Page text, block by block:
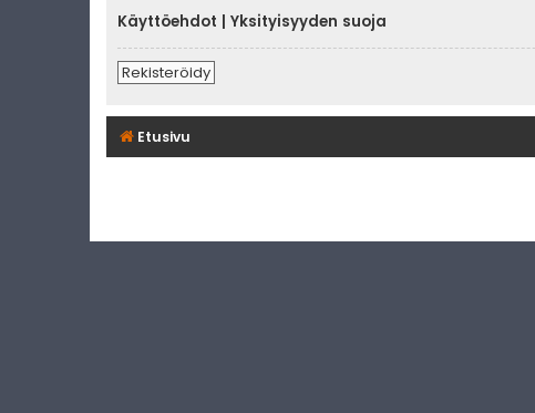
Käyttöehdot
Yksityisyyden suoja
Rekisteröidy
Etusivu